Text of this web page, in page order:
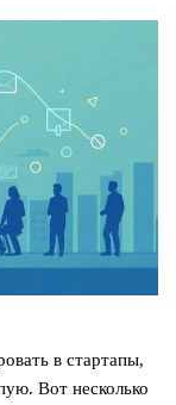
в стартапы,
Вот несколько